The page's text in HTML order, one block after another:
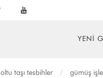
YENİ
oltu taşi tesbi̇hler gümüş